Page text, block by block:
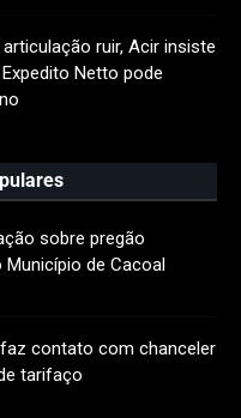
ruir, Acir insiste
Netto pode
sobre pregão
de Cacoal
faz contato com chanceler
tarifaço